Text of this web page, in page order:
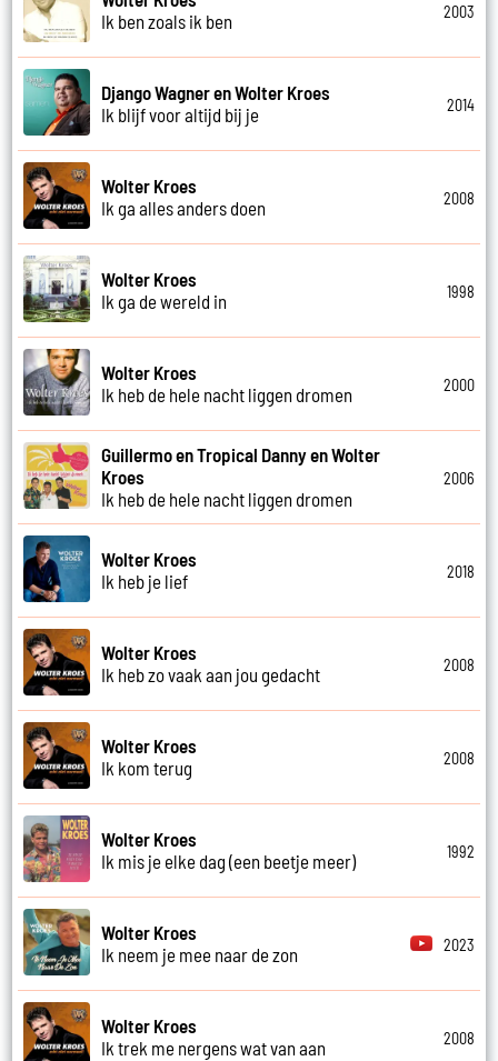
Ik ben zoals ik ben
2003
Django Wagner en Wolter Kroes
Ik blijf voor altijd bij je
2014
Wolter Kroes
Ik ga alles anders doen
2008
Wolter Kroes
Ik ga de wereld in
1998
Wolter Kroes
Ik heb de hele nacht liggen dromen
2000
Guillermo en Tropical Danny en Wolter
Kroes
Ik heb de hele nacht liggen dromen
2006
Wolter Kroes
Ik heb je lief
2018
Wolter Kroes
Ik heb zo vaak aan jou gedacht
2008
Wolter Kroes
Ik kom terug
2008
Wolter Kroes
Ik mis je elke dag (een beetje meer)
1992
Wolter Kroes
Ik neem je mee naar de zon
2023
Wolter Kroes
Ik trek me nergens wat van aan
2008